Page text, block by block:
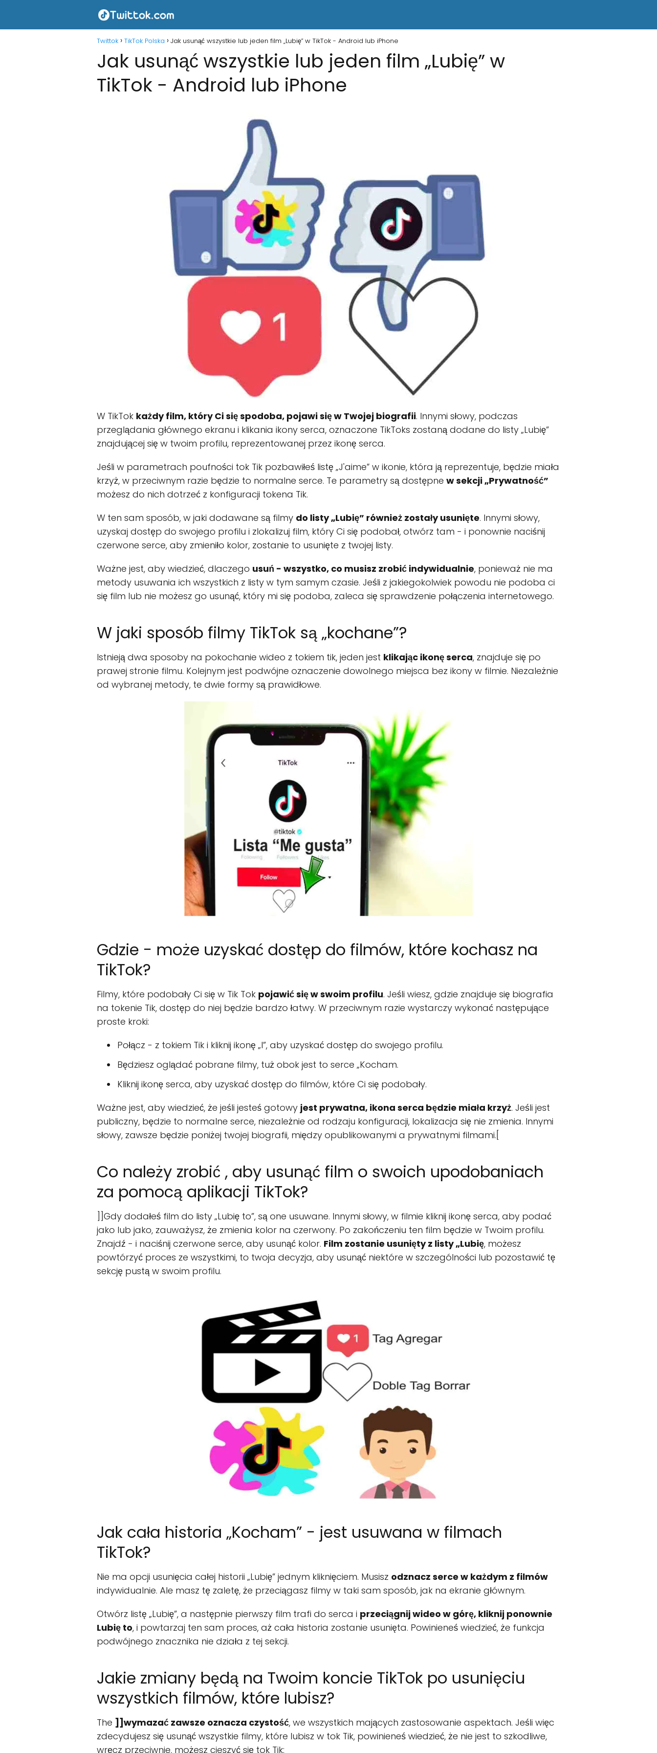
Twittok TikTok Polska Jak usunąć wszystkie lub jeden film „Lubię” w TikTok - Android lub iPhone
Jak usunąć wszystkie lub jeden film „Lubię” w
TikTok - Android lub iPhone
W TikTok każdy film, który Ci się spodoba, pojawi się w Twojej biografii. Innymi słowy, podczas
przeglądania głównego ekranu i klikania ikony serca, oznaczone TikToks zostaną dodane do listy „Lubię”
znajdującej się w twoim profilu, reprezentowanej przez ikonę serca.
Jeśli w parametrach poufności tok Tik pozbawiłeś listę „J'aime” w ikonie, która ją reprezentuje, będzie miała
krzyż, w przeciwnym razie będzie to normalne serce. Te parametry są dostępne w sekcji „Prywatność”
możesz do nich dotrzeć z konfiguracji tokena Tik.
W ten sam sposób, w jaki dodawane są filmy do listy „Lubię” również zostały usunięte. Innymi słowy,
uzyskaj dostęp do swojego profilu i zlokalizuj film, który Ci się podobał, otwórz tam - i ponownie naciśnij
czerwone serce, aby zmieniło kolor, zostanie to usunięte z twojej listy.
Ważne jest, aby wiedzieć, dlaczego usuń - wszystko, co musisz zrobić indywidualnie, ponieważ nie ma
metody usuwania ich wszystkich z listy w tym samym czasie. Jeśli z jakiegokolwiek powodu nie podoba ci
się film lub nie możesz go usunąć, który mi się podoba, zaleca się sprawdzenie połączenia internetowego.
W jaki sposób filmy TikTok są „kochane”?
Istnieją dwa sposoby na pokochanie wideo z tokiem tik, jeden jest klikając ikonę serca, znajduje się po
prawej stronie filmu. Kolejnym jest podwójne oznaczenie dowolnego miejsca bez ikony w filmie. Niezależnie
od wybranej metody, te dwie formy są prawidłowe.
Gdzie - może uzyskać dostęp do filmów, które kochasz na
TikTok?
Filmy, które podobały Ci się w Tik Tok pojawić się w swoim profilu. Jeśli wiesz, gdzie znajduje się biografia
na tokenie Tik, dostęp do niej będzie bardzo łatwy. W przeciwnym razie wystarczy wykonać następujące
proste kroki:
Połącz - z tokiem Tik i kliknij ikonę „I”, aby uzyskać dostęp do swojego profilu.
Będziesz oglądać pobrane filmy, tuż obok jest to serce „Kocham.
Kliknij ikonę serca, aby uzyskać dostęp do filmów, które Ci się podobały.
Ważne jest, aby wiedzieć, że jeśli jesteś gotowy jest prywatna, ikona serca będzie miała krzyż. Jeśli jest
publiczny, będzie to normalne serce, niezależnie od rodzaju konfiguracji, lokalizacja się nie zmienia. Innymi
słowy, zawsze będzie poniżej twojej biografii, między opublikowanymi a prywatnymi filmami.[
Co należy zrobić , aby usunąć film o swoich upodobaniach
za pomocą aplikacji TikTok?
]]Gdy dodałeś film do listy „Lubię to”, są one usuwane. Innymi słowy, w filmie kliknij ikonę serca, aby podać
jako lub jako, zauważysz, że zmienia kolor na czerwony. Po zakończeniu ten film będzie w Twoim profilu.
Znajdź - i naciśnij czerwone serce, aby usunąć kolor. Film zostanie usunięty z listy „Lubię, możesz
powtórzyć proces ze wszystkimi, to twoja decyzja, aby usunąć niektóre w szczególności lub pozostawić tę
sekcję pustą w swoim profilu.
Jak cała historia „Kocham” - jest usuwana w filmach
TikTok?
Nie ma opcji usunięcia całej historii „Lubię” jednym kliknięciem. Musisz odznacz serce w każdym z filmów
indywidualnie. Ale masz tę zaletę, że przeciągasz filmy w taki sam sposób, jak na ekranie głównym.
Otwórz listę „Lubię”, a następnie pierwszy film trafi do serca i przeciągnij wideo w górę, kliknij ponownie
Lubię to, i powtarzaj ten sam proces, aż cała historia zostanie usunięta. Powinieneś wiedzieć, że funkcja
podwójnego znacznika nie działa z tej sekcji.
Jakie zmiany będą na Twoim koncie TikTok po usunięciu
wszystkich filmów, które lubisz?
The ]]wymazać zawsze oznacza czystość, we wszystkich mających zastosowanie aspektach. Jeśli więc
zdecydujesz się usunąć wszystkie filmy, które lubisz w tok Tik, powinieneś wiedzieć, że nie jest to szkodliwe,
wręcz przeciwnie, możesz cieszyć się tok Tik: